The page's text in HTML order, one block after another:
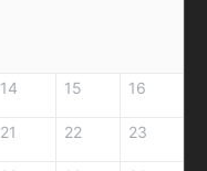
14 15 16
21 22 23